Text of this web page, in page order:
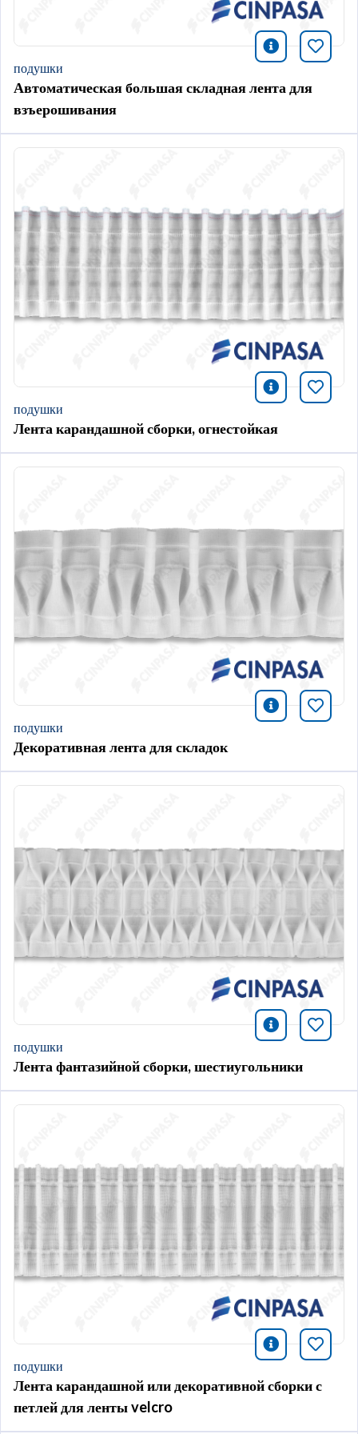
icono
подушки
Автоматическая большая складная лента для
взъерошивания
icono
подушки
Лента карандашной сборки, огнестойкая
icono
подушки
Декоративная лента для складок
icono
подушки
Лента фантазийной сборки, шестиугольники
icono
подушки
Лента карандашной или декоративной сборки с
петлей для ленты velcro